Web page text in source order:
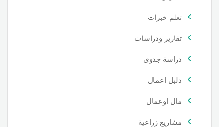
تعلم خبرات
تقارير ودراسات
دراسة جدوى
دليل اعمال
مال اوعمال
مشاريع زراعية